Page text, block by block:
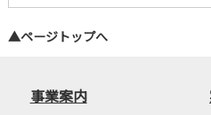
▲ページトップへ
事業案内